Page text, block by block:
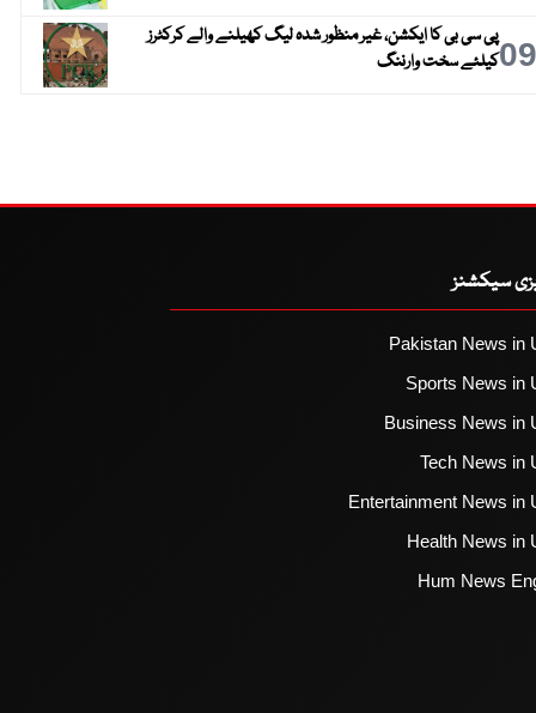
09پی سی بی کا ایکشن، غیر منظور شدہ لیگ کھیلنے والے کرکٹرز
کیلئے سخت وارننگ
سیکشنز
Pakistan News in
Sports News in
Business News in
Tech News in
Entertainment News in
Health News in
Hum News